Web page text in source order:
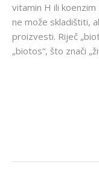
vitamin H ili
ne može skladištiti,
proizvesti. Riječ
„biotos“, što znači